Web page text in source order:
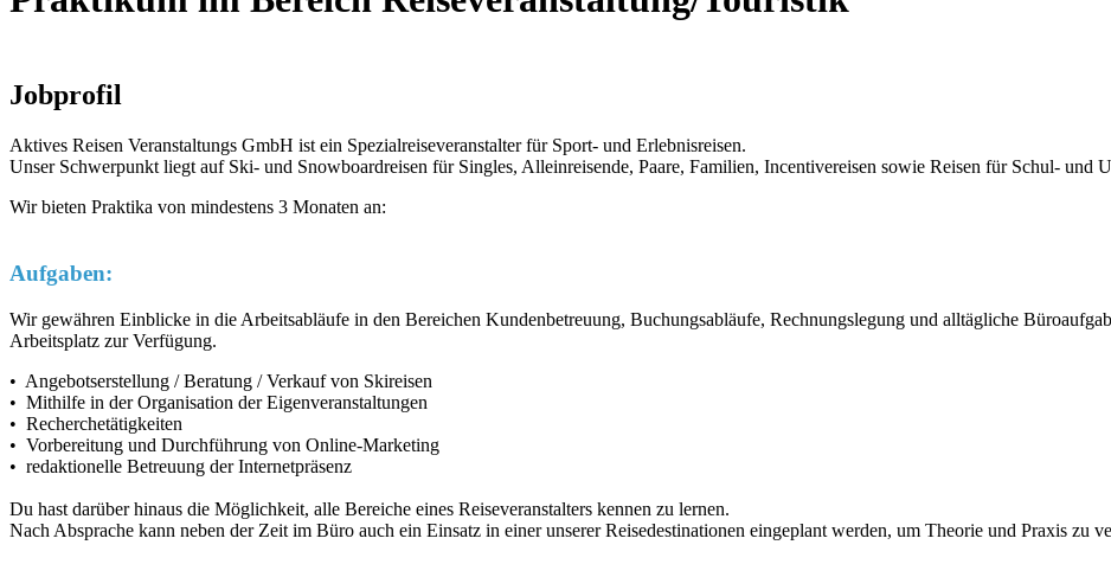
Jobprofil
Aktives Reisen Veranstaltungs GmbH ist ein Spezialreiseveranstalter für Sport- und Erlebnisreisen.
Unser Schwerpunkt liegt auf Ski- und Snowboardreisen für Singles, Alleinreisende, Paare, Familien, Incentivereisen sowie Reisen für Schul- und
Wir bieten Praktika von mindestens 3 Monaten an:
Aufgaben:
Wir gewähren Einblicke in die Arbeitsabläufe in den Bereichen Kundenbetreuung, Buchungsabläufe, Rechnungslegung und alltägliche
Arbeitsplatz zur Verfügung.
• Angebotserstellung / Beratung / Verkauf von Skireisen
• Mithilfe in der Organisation der Eigenveranstaltungen
• Recherchetätigkeiten
• Vorbereitung und Durchführung von Online-Marketing
• redaktionelle Betreuung der Internetpräsenz
Du hast darüber hinaus die Möglichkeit, alle Bereiche eines Reiseveranstalters kennen zu lernen.
Nach Absprache kann neben der Zeit im Büro auch ein Einsatz in einer unserer Reisedestinationen eingeplant werden, um Theorie und Praxis zu